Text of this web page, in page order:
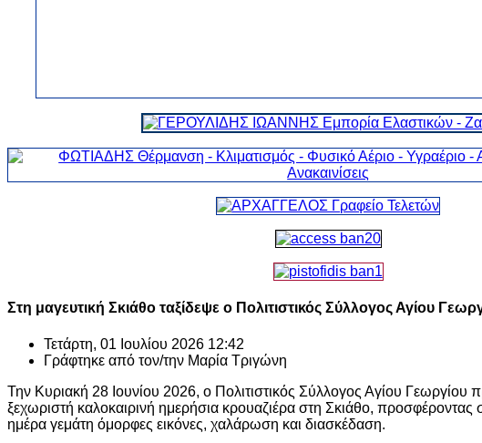
Στη μαγευτική Σκιάθο ταξίδεψε ο Πολιτιστικός Σύλλογος Αγίου
Τετάρτη, 01 Ιουλίου 2026 12:42
Γράφτηκε από τον/την Μαρία Τριγώνη
Την Κυριακή 28 Ιουνίου 2026, ο Πολιτιστικός Σύλλογος Αγίου Γεωργίου
ξεχωριστή καλοκαιρινή ημερήσια κρουαζιέρα στη Σκιάθο, προσφέροντας
ημέρα γεμάτη όμορφες εικόνες, χαλάρωση και διασκέδαση.